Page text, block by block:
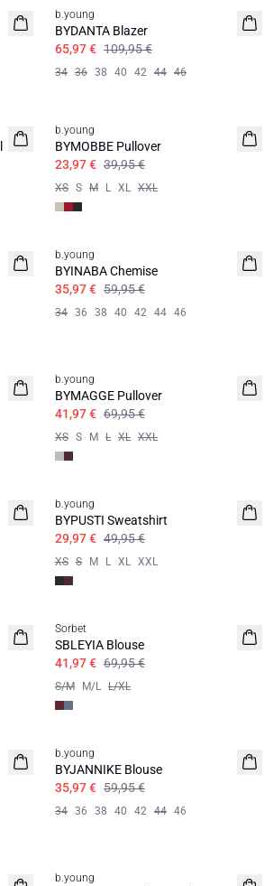
b.young
BYDANTA Blazer
65,97 € 109,95 €
34 36 38 40 42 44 46
b.young
BYMOBBE Pullover
23,97 € 39,95 €
XS S M L XL XXL
b.young
BYINABA Chemise
35,97 € 59,95 €
34 36 38 40 42 44 46
b.young
BYMAGGE Pullover
41,97 € 69,95 €
XS S M L XL XXL
b.young
BYPUSTI Sweatshirt
29,97 € 49,95 €
XS S M L XL XXL
Sorbet
SBLEYIA Blouse
41,97 € 69,95 €
S/M M/L L/XL
b.young
BYJANNIKE Blouse
35,97 € 59,95 €
34 36 38 40 42 44 46
b.young